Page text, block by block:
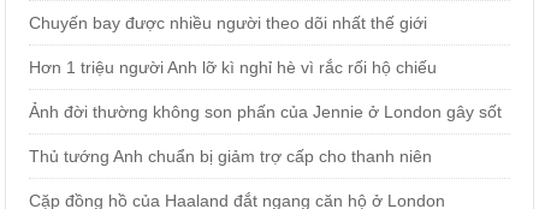
Chuyến bay được nhiều người theo dõi nhất thế giới
Hơn 1 triệu người Anh lỡ kì nghỉ hè vì rắc rối hộ chiếu
Ảnh đời thường không son phấn của Jennie ở London gây sốt
Thủ tướng Anh chuẩn bị giảm trợ cấp cho thanh niên
Cặp đồng hồ của Haaland đắt ngang căn hộ ở London